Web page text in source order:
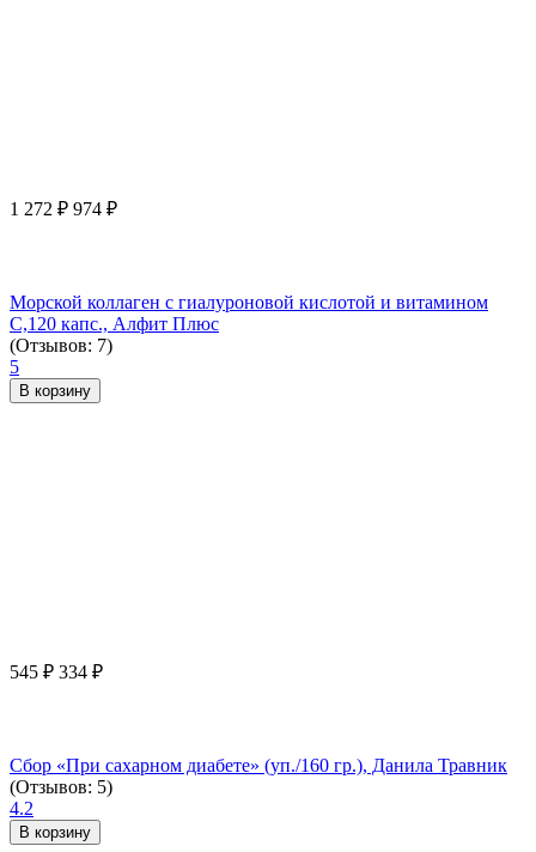
1 272 ₽ 974 ₽
Морской коллаген с гиалуроновой кислотой и витамином
С,120 капс., Алфит Плюс
(Отзывов: 7)
5
В корзину
545 ₽ 334 ₽
Сбор «При сахарном диабете» (уп./160 гр.), Данила Травник
(Отзывов: 5)
4.2
В корзину